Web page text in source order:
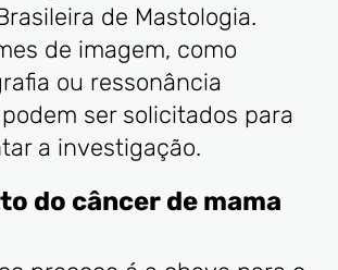
de Mastologia.
de imagem, como
ou ressonância
ser solicitados para
a investigação.
do câncer de mama